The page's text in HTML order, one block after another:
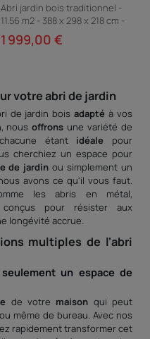
Abri jardin bois traditionnel -
11.56 m2 - 388 x 298 x 218 cm -
28mm
1 999,00 €
votre abri de jardin
de jardin boisadapté à vos
nousoffrons une variété de
étant idéale pour
cherchiez un espace pour
de jardin ou simplement un
avons ce qu'il vous faut.
les abris en métal,
pour résister aux
longévité accrue.
multiples de l'abri
un espace de
de votre maison qui peut
ou même de bureau. Avec nos
rapidement transformer cet